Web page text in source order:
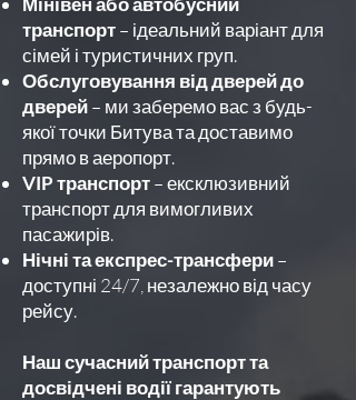
транспорт– ідеальний варіант для
сімей і туристичних груп.
Обслуговування від дверей до
дверей– ми заберемо вас з будь-
якої точки Битува та доставимо
прямо в аеропорт.
VIP транспорт– ексклюзивний
транспорт для вимогливих
пасажирів.
Нічні та експрес-трансфери–
доступні 24/7, незалежно від часу
рейсу.
Наш сучасний транспорт та
досвідчені водії гарантують